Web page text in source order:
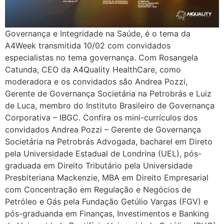
Governança e Integridade na Saúde, é o tema da
A4Week transmitida 10/02 com convidados
especialistas no tema governança. Com Rosangela
Catunda, CEO da A4Quality HealthCare, como
moderadora e os convidados são Andrea Pozzi,
Gerente de Governança Societária na Petrobrás e Luiz
de Luca, membro do Instituto Brasileiro de Governança
Corporativa – IBGC. Confira os mini-currículos dos
convidados Andrea Pozzi – Gerente de Governança
Societária na Petrobrás Advogada, bacharel em Direto
pela Universidade Estadual de Londrina (UEL), pós-
graduada em Direito Tributário pela Universidade
Presbiteriana Mackenzie, MBA em Direito Empresarial
com Concentração em Regulação e Negócios de
Petróleo e Gás pela Fundação Getúlio Vargas (FGV) e
pós-graduanda em Finanças, Investimentos e Banking